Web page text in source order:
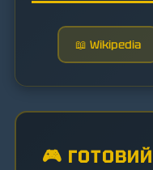
📖 Wikipedia
🎮